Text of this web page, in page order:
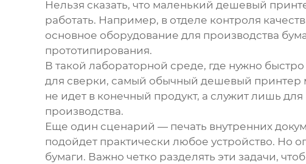
Нельзя сказать, что маленький дешевый
работать. Например, в отделе контроля
основное оборудование для производства
прототипирования.
В такой лабораторной среде, где нужно
для сверки, самый обычный дешевый принтер
не идет в конечный продукт, а служит лишь
производства.
Еще один сценарий — печать внутренних
подойдет практически любое устройство. Но
бумаги. Важно четко разделять эти задачи,